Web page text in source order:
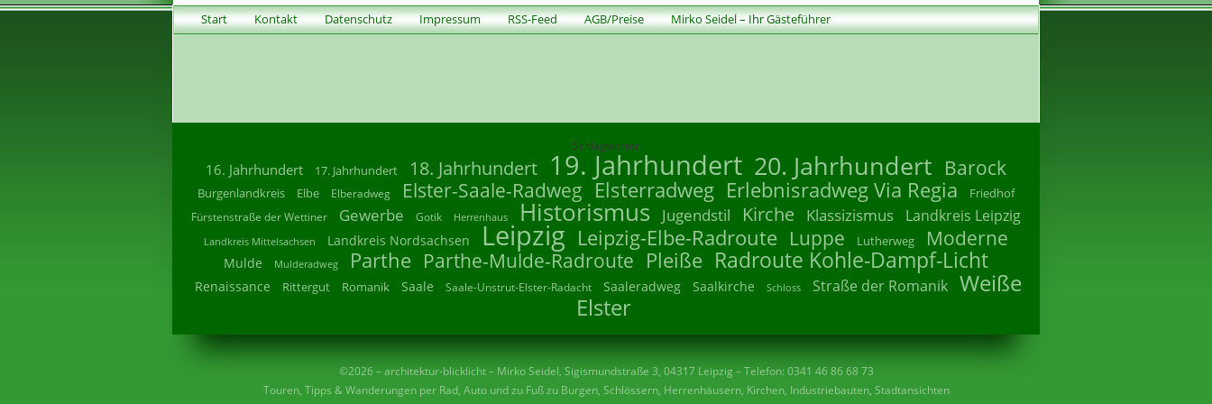
Start Kontakt Datenschutz Impressum RSS-Feed AGB/Preise Mirko Seidel – Ihr Gästeführer
Schlagwörter
16. Jahrhundert 17. Jahrhundert 18. Jahrhundert 19. Jahrhundert 20. Jahrhundert Barock
Burgenlandkreis Elbe Elberadweg Elster-Saale-Radweg Elsterradweg Erlebnisradweg Via Regia Friedhof
Fürstenstraße der Wettiner Gewerbe Gotik Herrenhaus Historismus Jugendstil Kirche Klassizismus Landkreis Leipzig
Landkreis Mittelsachsen Landkreis Nordsachsen Leipzig Leipzig-Elbe-Radroute Luppe Lutherweg Moderne
Mulde Mulderadweg Parthe Parthe-Mulde-Radroute Pleiße Radroute Kohle-Dampf-Licht
Renaissance Rittergut Romanik Saale Saale-Unstrut-Elster-Radacht Saaleradweg Saalkirche Schloss Straße der Romanik Weiße
Elster
©2026 – architektur-blicklicht – Mirko Seidel, Sigismundstraße 3, 04317 Leipzig – Telefon: 0341 46 86 68 73
Touren, Tipps & Wanderungen per Rad, Auto und zu Fuß zu Burgen, Schlössern, Herrenhäusern, Kirchen, Industriebauten, Stadtansichten